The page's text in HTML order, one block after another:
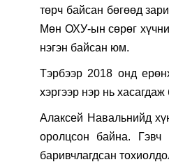
төрч байсан бөгөөд
Мөн ОХУ-ын сөрөг
нэгэн байсан юм.
Тэрбээр 2018 онд
хэргээр нэр нь хасагдаж
Алаксей Навальнийд
оролцсон байна. Гэвч
баривчлагдсан